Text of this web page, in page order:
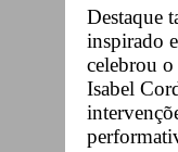
Destaque
inspirado
celebrou o
Isabel